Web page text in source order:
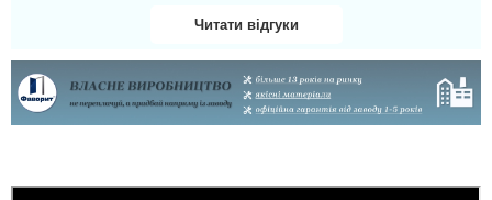
Андрій
то всі проблеми з
Читати відгуки